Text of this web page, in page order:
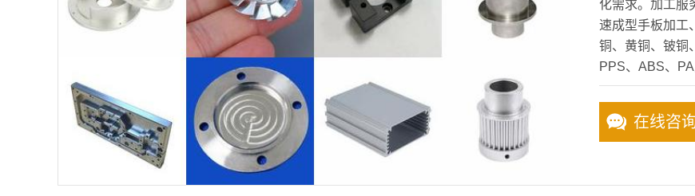
化需求。加工服
速成型手板加工
铜、黄铜、铍铜
PPS、ABS、PA
在线咨